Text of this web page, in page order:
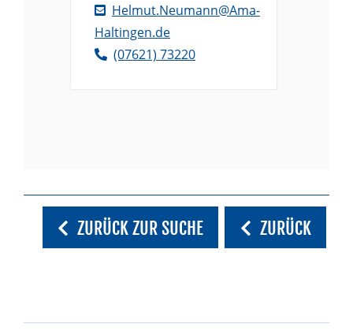
Helmut.Neumann@Ama-
Haltingen.de
(07621) 73220
ZURÜCK ZUR SUCHE ZURÜCK